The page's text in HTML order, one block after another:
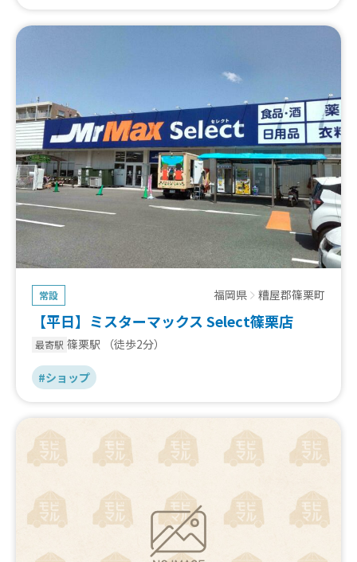
常設 福岡県 糟屋郡篠栗町
【平日】ミスターマックス Select篠栗店
最寄駅 篠栗駅 （徒歩2分）
#ショップ